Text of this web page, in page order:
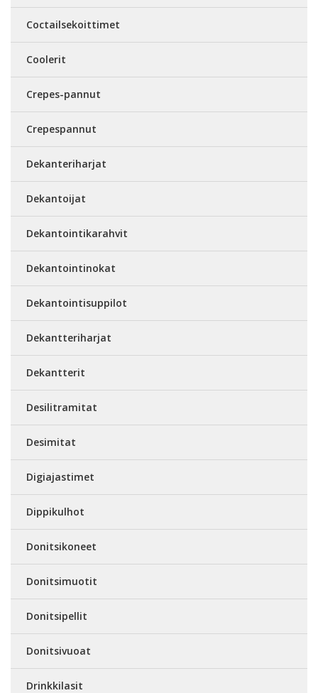
Coctailsekoittimet
Coolerit
Crepes-pannut
Crepespannut
Dekanteriharjat
Dekantoijat
Dekantointikarahvit
Dekantointinokat
Dekantointisuppilot
Dekantteriharjat
Dekantterit
Desilitramitat
Desimitat
Digiajastimet
Dippikulhot
Donitsikoneet
Donitsimuotit
Donitsipellit
Donitsivuoat
Drinkkilasit